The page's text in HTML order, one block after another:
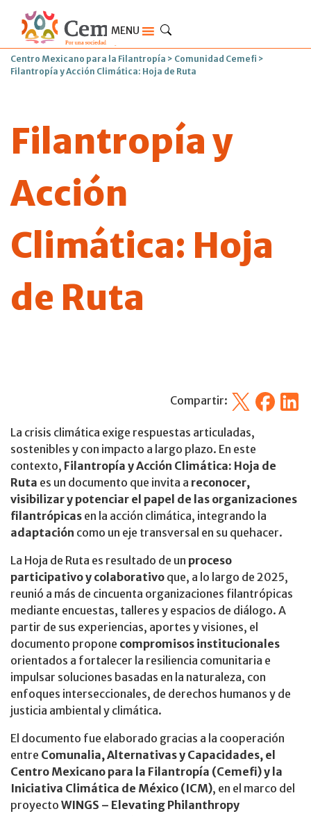
MENU
Centro Mexicano para la Filantropía > Comunidad Cemefi >
Filantropía y Acción Climática: Hoja de Ruta
Filantropía y
Acción
Climática: Hoja
de Ruta
Compartir: X Facebook
La crisis climática exige respuestas articuladas,
sostenibles y con impacto a largo plazo. En este
contexto, Filantropía y Acción Climática: Hoja de
Ruta es un documento que invita a reconocer,
visibilizar y potenciar el papel de las organizaciones
filantrópicas en la acción climática, integrando la
adaptación como un eje transversal en su quehacer.
La Hoja de Ruta es resultado de un proceso
participativo y colaborativo que, a lo largo de 2025,
reunió a más de cincuenta organizaciones filantrópicas
mediante encuestas, talleres y espacios de diálogo. A
partir de sus experiencias, aportes y visiones, el
documento propone compromisos institucionales
orientados a fortalecer la resiliencia comunitaria e
impulsar soluciones basadas en la naturaleza, con
enfoques interseccionales, de derechos humanos y de
justicia ambiental y climática.
El documento fue elaborado gracias a la cooperación
entre Comunalia, Alternativas y Capacidades, el
Centro Mexicano para la Filantropía (Cemefi) y la
Iniciativa Climática de México (ICM), en el marco del
proyecto WINGS – Elevating Philanthropy